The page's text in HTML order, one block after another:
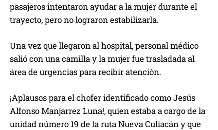
pasajeros intentaron ayudar a la mujer durante el
trayecto, pero no lograron estabilizarla.
Una vez que llegaron al hospital, personal médico
salió con una camilla y la mujer fue trasladada al
área de urgencias para recibir atención.
¡Aplausos para el chofer identificado como Jesús
Alfonso Manjarrez Luna!, quien estaba a cargo de la
unidad número 19 de la ruta Nueva Culiacán y que